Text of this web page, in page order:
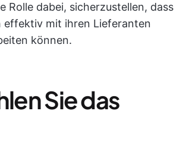
Rolle dabei, sicherzustellen, dass
effektiv mit ihren Lieferanten
können.
Sie das